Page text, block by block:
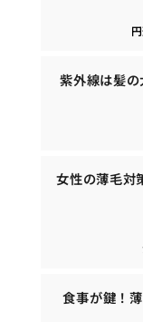
紫外線は髪
女性の薄毛対
食事が鍵！